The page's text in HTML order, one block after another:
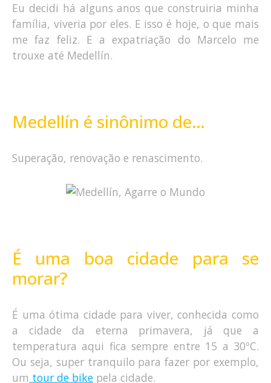
Eu decidi há alguns anos que construiria minha
família, viveria por eles. E isso é hoje, o que mais
me faz feliz. E a expatriação do Marcelo me
trouxe até Medellín.
Medellín é sinônimo de…
Superação, renovação e renascimento.
É uma boa cidade para se
morar?
É uma ótima cidade para viver, conhecida como
a cidade da eterna primavera, já que a
temperatura aqui fica sempre entre 15 a 30ºC.
Ou seja, super tranquilo para fazer por exemplo,
um tour de bike pela cidade.